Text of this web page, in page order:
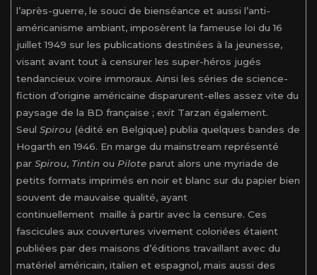
l’après-guerre, le souci de bienséance et aussi l’anti-
américanisme ambiant, imposèrent la fameuse loi du 16
juillet 1949 sur les publications destinées à la jeunesse,
visant avant tout à censurer les super-héros jugés
tendancieux voire immoraux. Ainsi les séries de science-
fiction d’origine américaine disparurent-elles assez vite du
paysage de la BD française ; exit Tarzan également.
Seul Spirou(édité en Belgique) publia quelques bandes de
Hogarth en 1946. En marge du mainstream représenté
par Spirou, Tintin ou Piloteparut alors une myriade de
petits formats imprimés en noir et blanc sur du papier bien
souvent de mauvaise qualité, ayant
continuellement maille à partir avec la censure. Ces
fascicules aux couvertures vivement coloriées étaient
publiées par des maisons d’éditions travaillant avec du
matériel américain, italien et espagnol, mais aussi des